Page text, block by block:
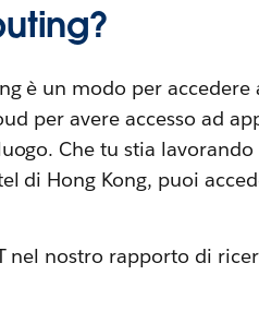
è un modo per accedere
per avere accesso ad
Che tu stia
di Hong Kong, puoi
nel nostro rapporto di